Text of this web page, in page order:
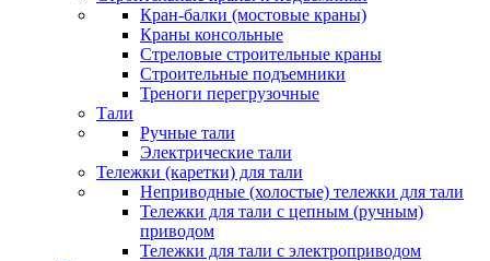
Кран-балки (мостовые краны)
Краны консольные
Стреловые строительные краны
Строительные подъемники
Треноги перегрузочные
Тали
Ручные тали
Электрические тали
Тележки (каретки) для тали
Неприводные (холостые) тележки для тали
Тележки для тали с цепным (ручным)
приводом
Тележки для тали с электроприводом